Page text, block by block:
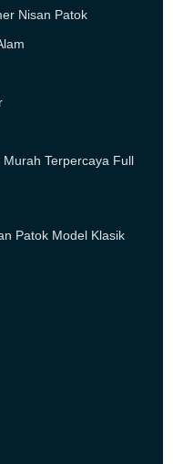
Nisan Patok
Terpercaya Full
Patok Model Klasik